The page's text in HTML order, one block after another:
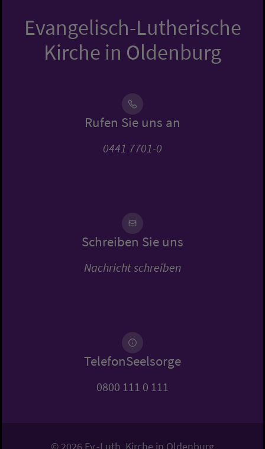
Evangelisch-Lutherische
Kirche in Oldenburg
Rufen Sie uns an
0441 7701-0
Schreiben Sie uns
Nachricht schreiben
TelefonSeelsorge
0800 111 0 111